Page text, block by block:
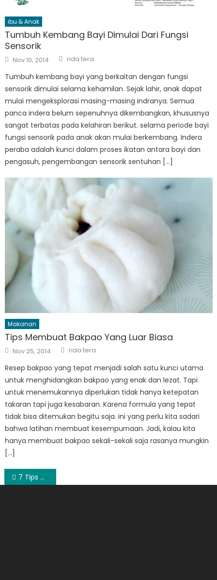
ibu & Anak
Tumbuh Kembang Bayi Dimulai Dari Fungsi
Sensorik
Posted
on
Nov 10, 2014 Author
rida tera
Tumbuh kembang bayi yang berkaitan dengan fungsi
sensorik dimulai selama kehamilan. Sejak lahir, anak dapat
mulai mengeksplorasi masing-masing indranya. Semua
panca indera belum sepenuhnya dikembangkan, khususnya
sangat terbatas pada kelahiran berikut. selama periode bayi
fungsi sensorik pada anak akan mulai berkembang. Indera
peraba adalah kunci dalam proses ikatan antara bayi dan
pengasuh, pengembangan sensorik sentuhan […]
Makanan
Tips Membuat Bakpao Yang Luar Biasa
Posted
on
Nov 25, 2014 Author
rida tera
Resep bakpao yang tepat menjadi salah satu kunci utama
untuk menghidangkan bakpao yang enak dan lezat. Tapi
untuk menemukannya diperlukan tidak hanya ketepatan
takaran tapi juga kesabaran. Karena formula yang tepat
tidak bisa ditemukan begitu saja. ini yang perlu kita sadari
bahwa latihan membuat kesempurnaan. Jadi, kalau kita
hanya membuat bakpao sekali-sekali saja rasanya mungkin
[…]
Post
7 Tips Menggunakan Cincin Wanita Agar Tidak Terlihat Norak